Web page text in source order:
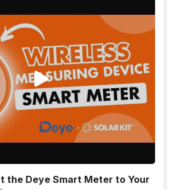
the Deye Smart Meter to Your